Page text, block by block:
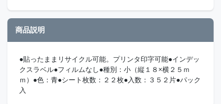
商品説明
●貼ったままリサイクル可能。プリンタ印字可能●インデッ
クスラベル●フィルムなし●種別：小（縦１８×横２５ｍ
ｍ）●色：青●シート枚数：２２枚●入数：３５２片●パック
入